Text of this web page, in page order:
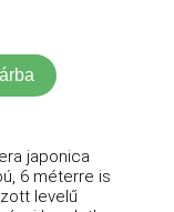
japonica
6 méterre is
levelű